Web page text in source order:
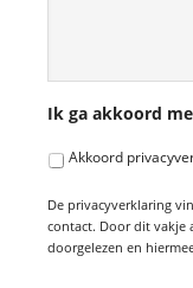
Ik ga akkoord
Akkoord
De privacyverklaring
contact. Door dit vakje
doorgelezen en